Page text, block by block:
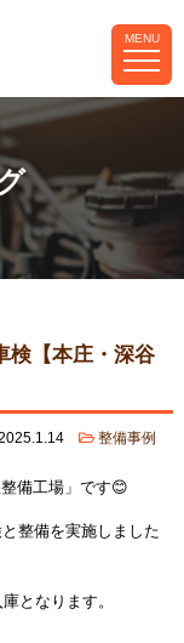
MENU
検【本庄・深谷
整備事例
備工場」です😊
整備を実施しました
となります。